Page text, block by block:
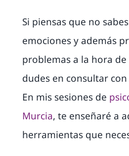
Si piensas que no
emociones y además
problemas a la hora
dudes en consultar
En mis sesiones de
Murcia, te enseñaré a
herramientas que